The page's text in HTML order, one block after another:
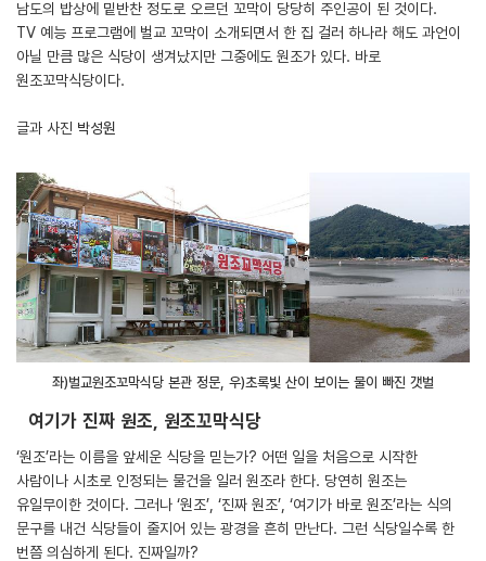
남도의 밥상에 밑반찬 정도로 오르던 꼬막이 당당히 주인공이 된 것이다.
TV 예능 프로그램에 벌교 꼬막이 소개되면서 한 집 걸러 하나라 해도 과언이
아닐 만큼 많은 식당이 생겨났지만 그중에도 원조가 있다. 바로
원조꼬막식당이다.
글과 사진 박성원
좌)벌교원조꼬막식당 본관 정문, 우)초록빛 산이 보이는 물이 빠진 갯벌
여기가 진짜 원조, 원조꼬막식당
‘원조’라는 이름을 앞세운 식당을 믿는가? 어떤 일을 처음으로 시작한
사람이나 시초로 인정되는 물건을 일러 원조라 한다. 당연히 원조는
유일무이한 것이다. 그러나 ‘원조’, ‘진짜 원조’, ‘여기가 바로 원조’라는 식의
문구를 내건 식당들이 줄지어 있는 광경을 흔히 만난다. 그런 식당일수록 한
번쯤 의심하게 된다. 진짜일까?